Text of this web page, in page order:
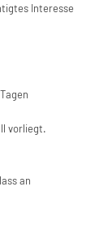
Interesse
vorliegt.
an